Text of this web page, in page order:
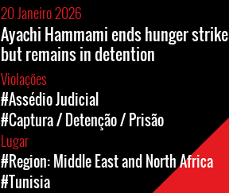
20 Janeiro 2026
Ayachi Hammami ends hunger strike
but remains in detention
Violações
#Assédio Judicial
#Captura / Detenção / Prisão
Lugar
#Region: Middle East and North Africa
#Tunisia